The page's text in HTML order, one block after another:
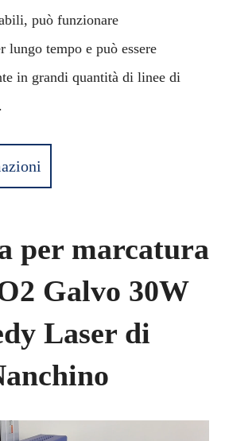
può funzionare
lungo tempo e può essere
in grandi quantità di linee di
per marcatura
Galvo 30W
Laser di